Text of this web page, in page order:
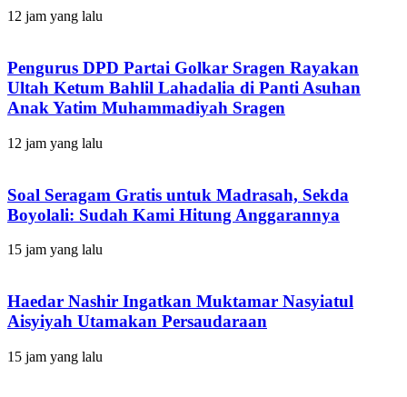
12 jam yang lalu
Pengurus DPD Partai Golkar Sragen Rayakan
Ultah Ketum Bahlil Lahadalia di Panti Asuhan
Anak Yatim Muhammadiyah Sragen
12 jam yang lalu
Soal Seragam Gratis untuk Madrasah, Sekda
Boyolali: Sudah Kami Hitung Anggarannya
15 jam yang lalu
Haedar Nashir Ingatkan Muktamar Nasyiatul
Aisyiyah Utamakan Persaudaraan
15 jam yang lalu